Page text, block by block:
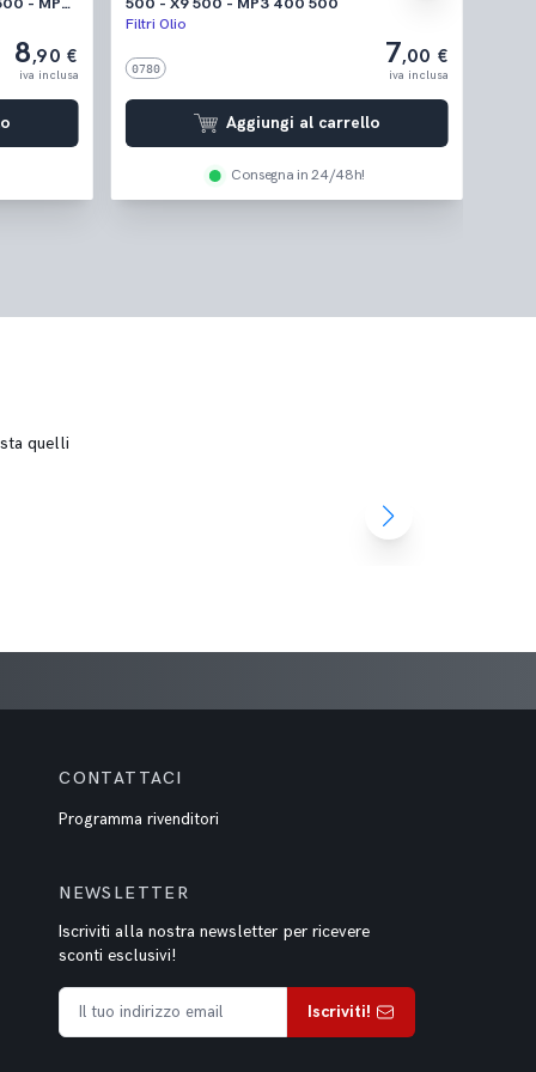
8,90 €
iva inclusa
Filtri Olio
0780 7,00 €
iva inclusa
Aggiungi al carrello
Consegna in 24/48h!
quelli
CONTATTACI
Programma rivenditori
NEWSLETTER
Iscriviti alla nostra newsletter per ricevere
sconti esclusivi!
Iscriviti!